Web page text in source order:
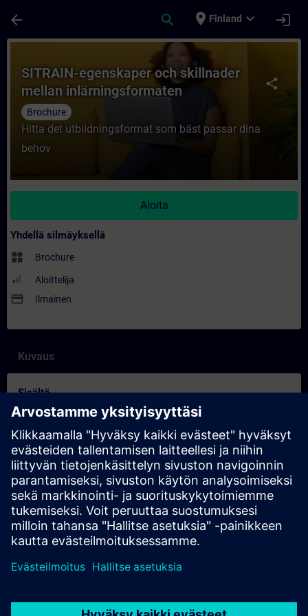
arrow_back search place Finland expand_more login
Kurssi - SITRAIN-egenskaper och
share
SITRAIN-egenskaper och skillnader
mellan inlärningsformaten
Brochure
Hitta det utbildningsformat som bäst passar dina
behov
Aloita
Yhdellä silmäyksellä
widgets Brochure
Aloittelija
payment Ilmainen
Kuvaus
Sisältö
SITRAIN-egenskaper och skillnader mellan inlärningsformaten